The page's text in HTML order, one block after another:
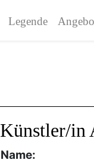
Legende
Künstler/in
Name: